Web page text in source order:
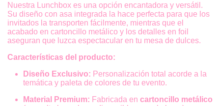
Nuestra Lunchbox es una opción encantadora y versátil.
Su diseño con asa integrada la hace perfecta para que los
invitados la transporten fácilmente, mientras que el
acabado en cartoncillo metálico y los detalles en foil
aseguran que luzca espectacular en tu mesa de dulces.
Características del producto:
Diseño Exclusivo: Personalización total acorde a la
temática y paleta de colores de tu evento.
Material Premium: Fabricada en cartoncillo metálico